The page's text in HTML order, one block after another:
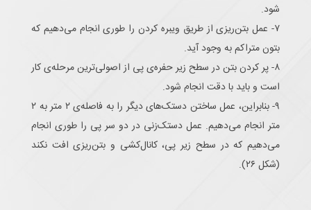
شود.
۷- عمل بتن‌ریزی از طریق ویبره کردن را طوری انجام می‌دهیم که
بتون متراکم به وجود آید.
۸- پر کردن بتن در سطح زیر حفره‌ی پی از اصولی‌ترین مرحله‌ی کار
است و باید با دقت انجام شود.
۹- بنابراین، عمل ساختن دستک‌های دیگر را به فاصله‌ی ۲ متر به ۲
متر انجام می‌دهیم. عمل دستک‌زنی در دو سر پی را طوری انجام
می‌دهیم که در سطح زیر پی، کانال‌کشی و بتن‌ریزی افت نکند
(شکل ۲۶).